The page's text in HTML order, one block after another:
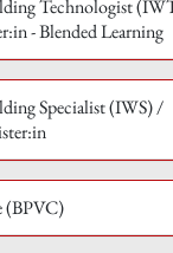
Technologist
- Blended Learning
Specialist (IWS) /
(BPVC)